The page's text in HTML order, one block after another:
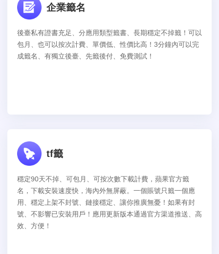
企業籤名
後臺私有證書充足、分應用類型籤書、長期穩定不掉籤！可以
包月、也可以按次計費、單價低、性價比高！3分鐘內可以完
成籤名、有獨立後臺、先籤後付、免費測試！
tf籤
穩定90天不掉、可包月、可按次數下載計費，蘋果官方籤
名，下載安裝速度快，海內外無屏蔽。一個賬號只籤一個應
用、穩定上架不封號、鏈接穩定、讓你推廣無憂！如果有封
號、不影響已安裝用戶！應用更新版本通過官方渠道推送、高
效、方便！